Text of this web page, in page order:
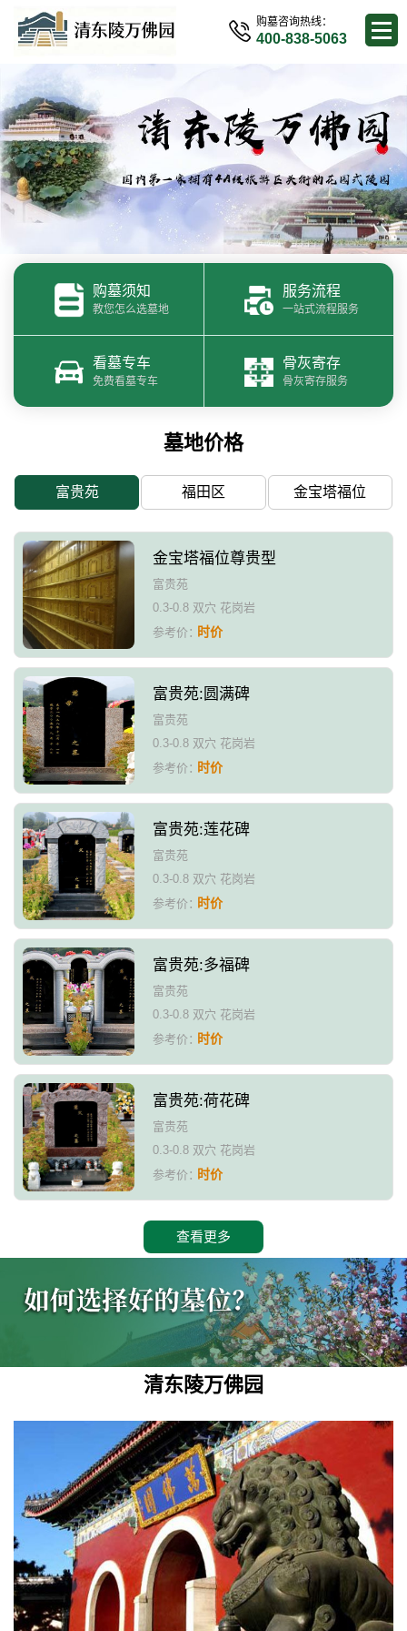
购墓咨询热线：
400-838-5063
购墓须知
教您怎么选墓地
服务流程
一站式流程服务
看墓专车
免费看墓专车
骨灰寄存
骨灰寄存服务
墓地价格
富贵苑 福田区 金宝塔福位
金宝塔福位尊贵型
富贵苑
0.3-0.8 双穴 花岗岩
参考价：时价
富贵苑:圆满碑
富贵苑
0.3-0.8 双穴 花岗岩
参考价：时价
富贵苑:莲花碑
富贵苑
0.3-0.8 双穴 花岗岩
参考价：时价
富贵苑:多福碑
富贵苑
0.3-0.8 双穴 花岗岩
参考价：时价
富贵苑:荷花碑
富贵苑
0.3-0.8 双穴 花岗岩
参考价：时价
查看更多
清东陵万佛园